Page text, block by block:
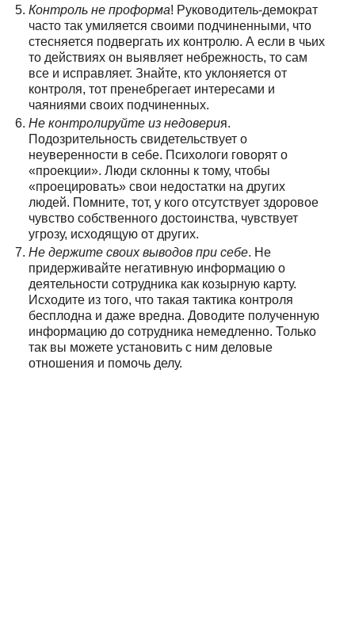
Контроль не проформа! Руководитель-демократ
часто так умиляется своими подчиненными, что
стесняется подвергать их контролю. А если в чьих
то действиях он выявляет небрежность, то сам
все и исправляет. Знайте, кто уклоняется от
контроля, тот пренебрегает интересами и
чаяниями своих подчиненных.
Не контролируйте из недоверия.
Подозрительность свидетельствует о
неуверенности в себе. Психологи говорят о
«проекции». Люди склонны к тому, чтобы
«проецировать» свои недостатки на других
людей. Помните, тот, у кого отсутствует здоровое
чувство собственного достоинства, чувствует
угрозу, исходящую от других.
Не держите своих выводов при себе. Не
придерживайте негативную информацию о
деятельности сотрудника как козырную карту.
Исходите из того, что такая тактика контроля
бесплодна и даже вредна. Доводите полученную
информацию до сотрудника немедленно. Только
так вы можете установить с ним деловые
отношения и помочь делу.